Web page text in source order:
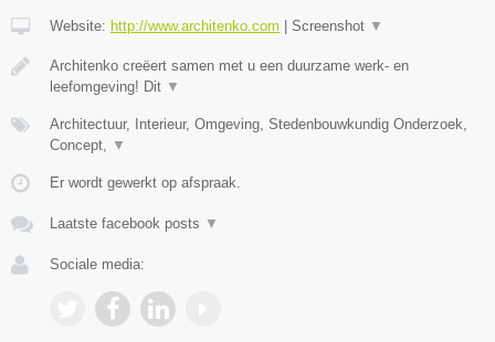
Website: http://www.architenko.com Screenshot ▼
Architenko creëert samen met u een duurzame werk- en
leefomgeving! Dit ▼
Architectuur, Interieur, Omgeving, Stedenbouwkundig Onderzoek,
Concept, ▼
Er wordt gewerkt op afspraak.
Laatste facebook posts ▼
Sociale media: